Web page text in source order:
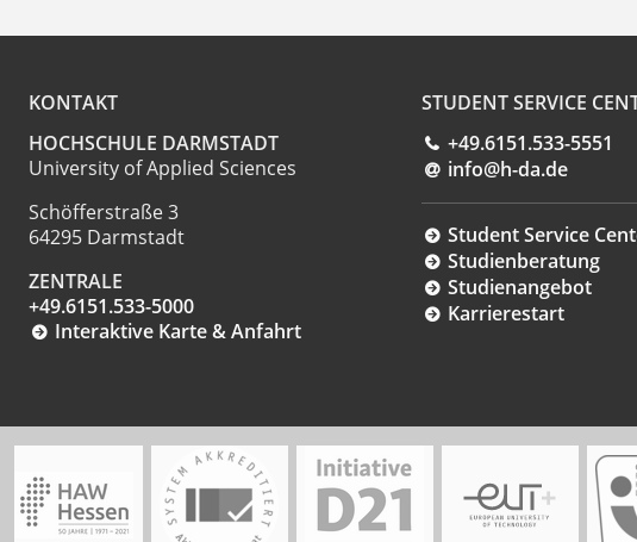
KONTAKT
HOCHSCHULE DARMSTADT
University of Applied Sciences
Schöfferstraße 3
64295 Darmstadt
ZENTRALE
+49.6151.533-5000
Interaktive Karte & Anfahrt
STUDENT SERVICE
+49.6151.533-5551
info@h-da.de
Student Service
Studienberatung
Studienangebot
Karrierestart